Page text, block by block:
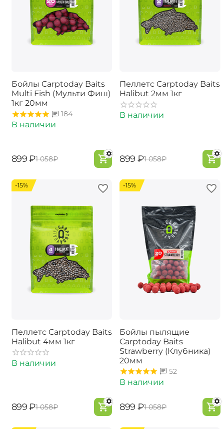
Бойлы Carptoday Baits
Multi Fish (Мульти Фиш)
1кг 20мм
184
В наличии
‍899‍ ₽‍1 058‍₽
Пеллетс Carptoday Baits
Halibut 2мм 1кг
В наличии
‍899‍ ₽‍1 058‍₽
-15%
Пеллетс Carptoday Baits
Halibut 4мм 1кг
В наличии
‍899‍ ₽‍1 058‍₽
-15%
Бойлы пылящие
Carptoday Baits
Strawberry (Клубника)
20мм
52
В наличии
‍899‍ ₽‍1 058‍₽